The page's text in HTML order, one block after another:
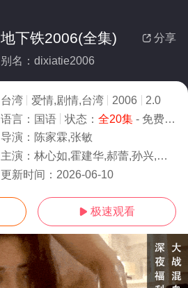
 分享
地下铁2006(全集)
别名：dixiatie2006
台湾 爱情,剧情,台湾 2006
2.0
语言： 国语 状态： 全20集- 免费在线播放
导演： 陈家霖,张敏
主演： 林心如,霍建华,郝蕾,孙兴,李立群,郑罗茜,黄勐,周笑莉,蒋冰,张茜
更新时间： 2026-06-10
 极速观看